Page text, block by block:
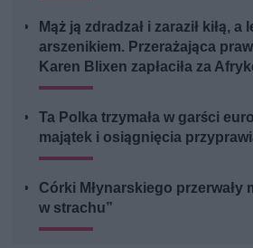
Mąż ją zdradzał i zaraził kiłą,
arszenikiem. Przerażająca
Karen Blixen zapłaciła za
Ta Polka trzymała w garści
majątek i osiągnięcia
Córki Młynarskiego przerwały
w strachu”